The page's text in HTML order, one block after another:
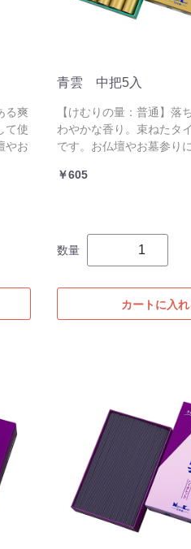
る爽
て使
やお
青雲 中把5入
【けむりの量：普通】落
わやかな香り。束ねたタ
です。お仏壇やお墓参りに
￥605
数量
カートに入れ